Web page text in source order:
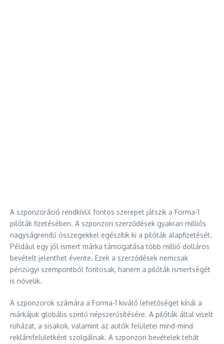
A szponzoráció rendkívül fontos szerepet játszik a Forma-1
pilóták fizetésében. A szponzori szerződések gyakran milliós
nagyságrendű összegekkel egészítik ki a pilóták alapfizetését.
Például egy jól ismert márka támogatása több millió dolláros
bevételt jelenthet évente. Ezek a szerződések nemcsak
pénzügyi szempontból fontosak, hanem a pilóták ismertségét
is növelik.
A szponzorok számára a Forma-1 kiváló lehetőséget kínál a
márkájuk globális szintű népszerűsítésére. A pilóták által viselt
ruházat, a sisakok, valamint az autók felületei mind-mind
reklámfelületként szolgálnak. A szponzori bevételek tehát